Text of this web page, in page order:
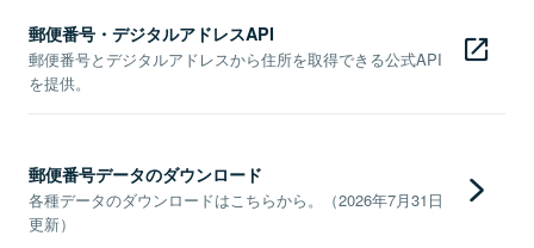
郵便番号・デジタルアドレスAPI
郵便番号とデジタルアドレスから住所を取得できる公式API
を提供。
郵便番号データのダウンロード
各種データのダウンロードはこちらから。（2026年7月31日
更新）